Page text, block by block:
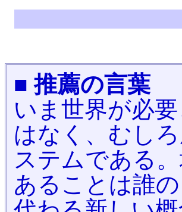
■ 推薦の言葉
いま世界が必
はなく、むし
ステムである
あることは誰